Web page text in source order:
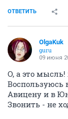
ОТВЕТИТЬ
OlgaKuk
guru
09 июня
О, а это
Воспользуюсь
Авицену и в
Звонить - не